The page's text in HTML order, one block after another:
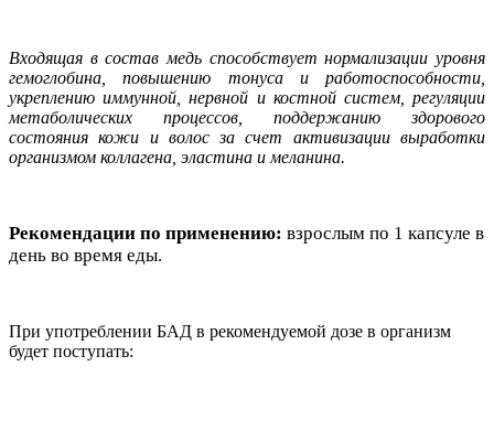
Входящая в состав медь способствует нормализации уровня
гемоглобина, повышению тонуса и работоспособности,
укреплению иммунной, нервной и костной систем, регуляции
метаболических процессов, поддержанию здорового
состояния кожи и волос за счет активизации выработки
организмом коллагена, эластина и меланина.
Рекомендации по применению: взрослым по 1 капсуле в
день во время еды.
При употреблении БАД в рекомендуемой дозе в организм
будет поступать: